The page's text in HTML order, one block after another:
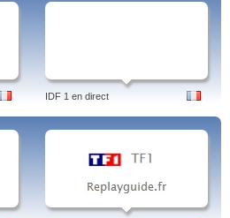
IDF 1 en direct